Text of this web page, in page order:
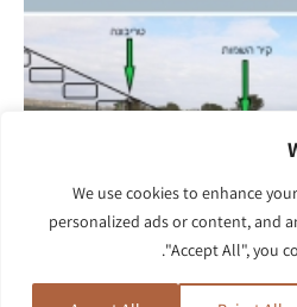
We use cookies to enhance
personalized ads or content, and
"Accept All", you